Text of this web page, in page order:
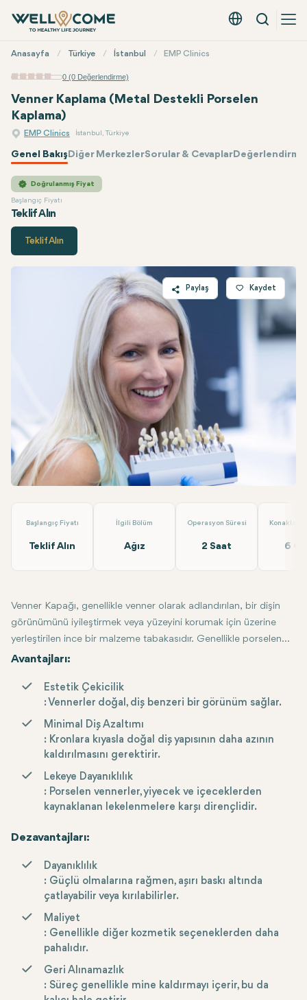
Türkçe - EUR
Arama
Menü
Anasayfa Türkiye İstanbul EMP Clinics
0 (0 Değerlendirme)
Venner Kaplama (Metal Destekli Porselen
Kaplama)
EMP Clinics İstanbul, Türkiye
Genel BakışDiğer MerkezlerSorular & Cevaplar
Doğrulanmış Fiyat
Başlangıç Fiyatı
Teklif Alın
EMP ClinicsFiyatı
Teklif Alın
Paylaş
Twitter
Facebook
WhatsApp
Telegram
Kaydet
Başlangıç Fiyatı
Teklif Alın
İlgili Bölüm
Ağız
Operasyon Süresi
2 Saat 6
Venner Kapağı, genellikle venner olarak adlandırılan, bir dişin
görünümünü iyileştirmek veya yüzeyini korumak için üzerine
yerleştirilen ince bir malzeme tabakasıdır. Genellikle porselen
veya kompozit reçineden yapılır ve renk değişiklikleri, çürükler
düzeltmek için kullanılır.
Avantajları:
Estetik Çekicilik
: Vennerler doğal, diş benzeri bir görünüm sağlar.
Minimal Diş Azaltımı
: Kronlara kıyasla doğal diş yapısının daha azının
kaldırılmasını gerektirir.
Lekeye Dayanıklılık
: Porselen vennerler, yiyecek ve içeceklerden
kaynaklanan lekelenmelere karşı dirençlidir.
Dezavantajları:
Dayanıklılık
: Güçlü olmalarına rağmen, aşırı baskı altında
çatlayabilir veya kırılabilirler.
Maliyet
: Genellikle diğer kozmetik seçeneklerden daha
pahalıdır.
Geri Alınamazlık
: Süreç genellikle mine kaldırmayı içerir, bu da